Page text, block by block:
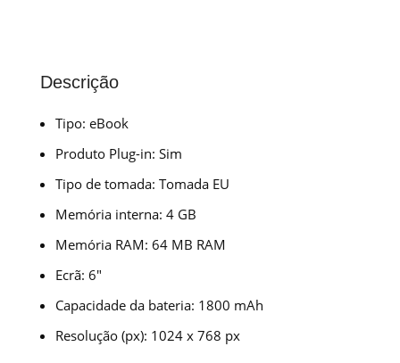
Descrição
Tipo: eBook
Produto Plug-in: Sim
Tipo de tomada: Tomada EU
Memória interna: 4 GB
Memória RAM: 64 MB RAM
Ecrã: 6″
Capacidade da bateria: 1800 mAh
Resolução (px): 1024 x 768 px